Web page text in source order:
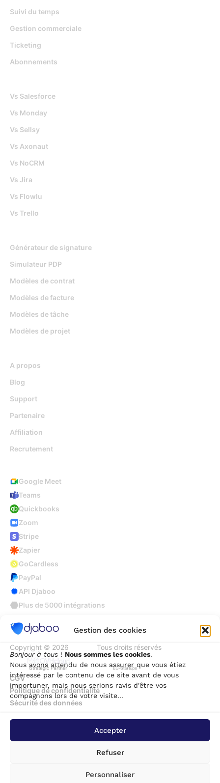
Gestion des cookies
Bonjour à tous ! Nous sommes les cookies.
Nous avons attendu de nous assurer que vous étiez
intéressé par le contenu de ce site avant de vous
importuner, mais nous serions ravis d'être vos
compagnons lors de votre visite...
Accepter
Refuser
Personnaliser
Suivi du temps
Gestion commerciale
Ticketing
Abonnements
Vs Salesforce
Vs Monday
Vs Sellsy
Vs Axonaut
Vs NoCRM
Vs Jira
Vs Flowlu
Vs Trello
Générateur de signature
Simulateur PDP
Modèles de contrat
Modèles de facture
Modèles de tâche
Modèles de projet
A propos
Blog
Support
Partenaire
Affiliation
Recrutement
Google Meet
Teams
Quickbooks
Zoom
Stripe
Zapier
GoCardless
PayPal
API Djaboo
Plus de 5000 intégrations
Copyright © 2026 Tous droits réservés
CGV
Politique de confidentialité
Sécurité des données